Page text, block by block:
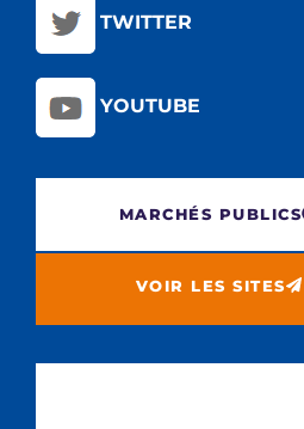
TWITTER
YOUTUBE
MARCHÉS PUBLICS
VOIR LES SITES